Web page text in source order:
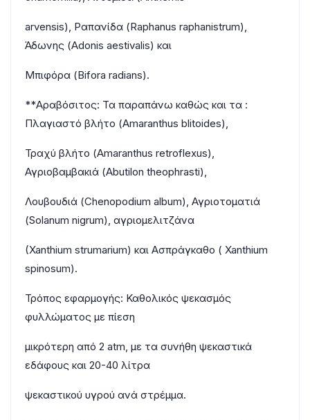
arvensis), Ραπανίδα (Raphanus raphanistrum),
Άδωνης (Adonis aestivalis) και
Μπιφόρα (Bifora radians).
**Αραβόσιτος: Τα παραπάνω καθώς και τα :
Πλαγιαστό βλήτο (Amaranthus blitoides),
Τραχύ βλήτο (Amaranthus retroflexus),
Αγριοβαμβακιά (Abutilon theophrasti),
Λουβουδιά (Chenopodium album), Αγριοτοματιά
(Solanum nigrum), αγριομελιτζάνα
(Xanthium strumarium) και Ασπράγκαθο ( Xanthium
spinosum).
Τρόπος εφαρμογής: Καθολικός ψεκασμός
φυλλώματος με πίεση
μικρότερη από 2 atm, με τα συνήθη ψεκαστικά
εδάφους και 20-40 λίτρα
ψεκαστικού υγρού ανά στρέμμα.